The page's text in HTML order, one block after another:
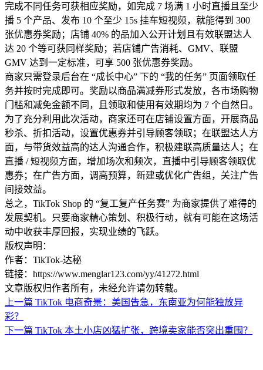
完成不同任务可获相应奖励，如完成 7 场满 1 小时直播且至少
播 5 个产品、发布 10 个至少 15s 挂车短视频，就能得到 300
张优惠券奖励；店铺 40% 的品加入公开计划且有效联盟达人
达 20 个等可获同样奖励；若店铺广告消耗、GMV、联盟
GMV 达到一定标准，可享 500 张优惠券奖励。
商家只需登录后台在 “成长中心” 下的 “我的任务” 页面领取任
务并按时完成即可。奖励以商品满减券形式发放，各市场购物
门槛和减免金额不同，且领取和使用有效期均为 7 个自然日。
为了充分利用此次活动，商家还可在店铺设置方面，开展商品
秒杀、折扣活动，设置优惠券并引导顾客领取；在联盟达人方
面，与带货效益高的达人沟通合作，积极建联高质量达人；在
直播 / 短视频方面，增加场次和频次，直播中引导顾客领取优
惠券；在广告方面，调高预算，新建或优化广告组，关注广告
间接效益。
总之，TikTok Shop 的 “复工复产任务赛” 为商家提供了难得的
发展契机。只要商家精心策划、积极行动，就有可能在这场活
动中收获丰厚回报，实现业绩的飞跃。
版权声明：
作者：TikTok-达秘
链接：https://www.menglar123.com/yy/41272.html
文章版权归作者所有，未经允许请勿转载。
上一篇 TikTok 电商奇景：美国告急，东南亚为何能独放异
彩？
下一篇 TikTok 本土小店凶猛扩张，跨境卖家能否突出重围？